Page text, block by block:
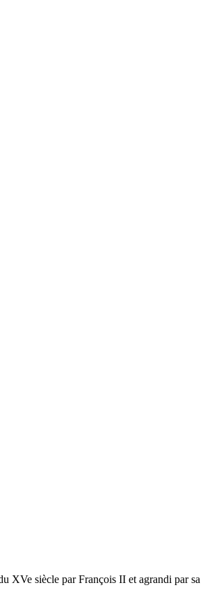
XVe siècle par François II et agrandi par sa